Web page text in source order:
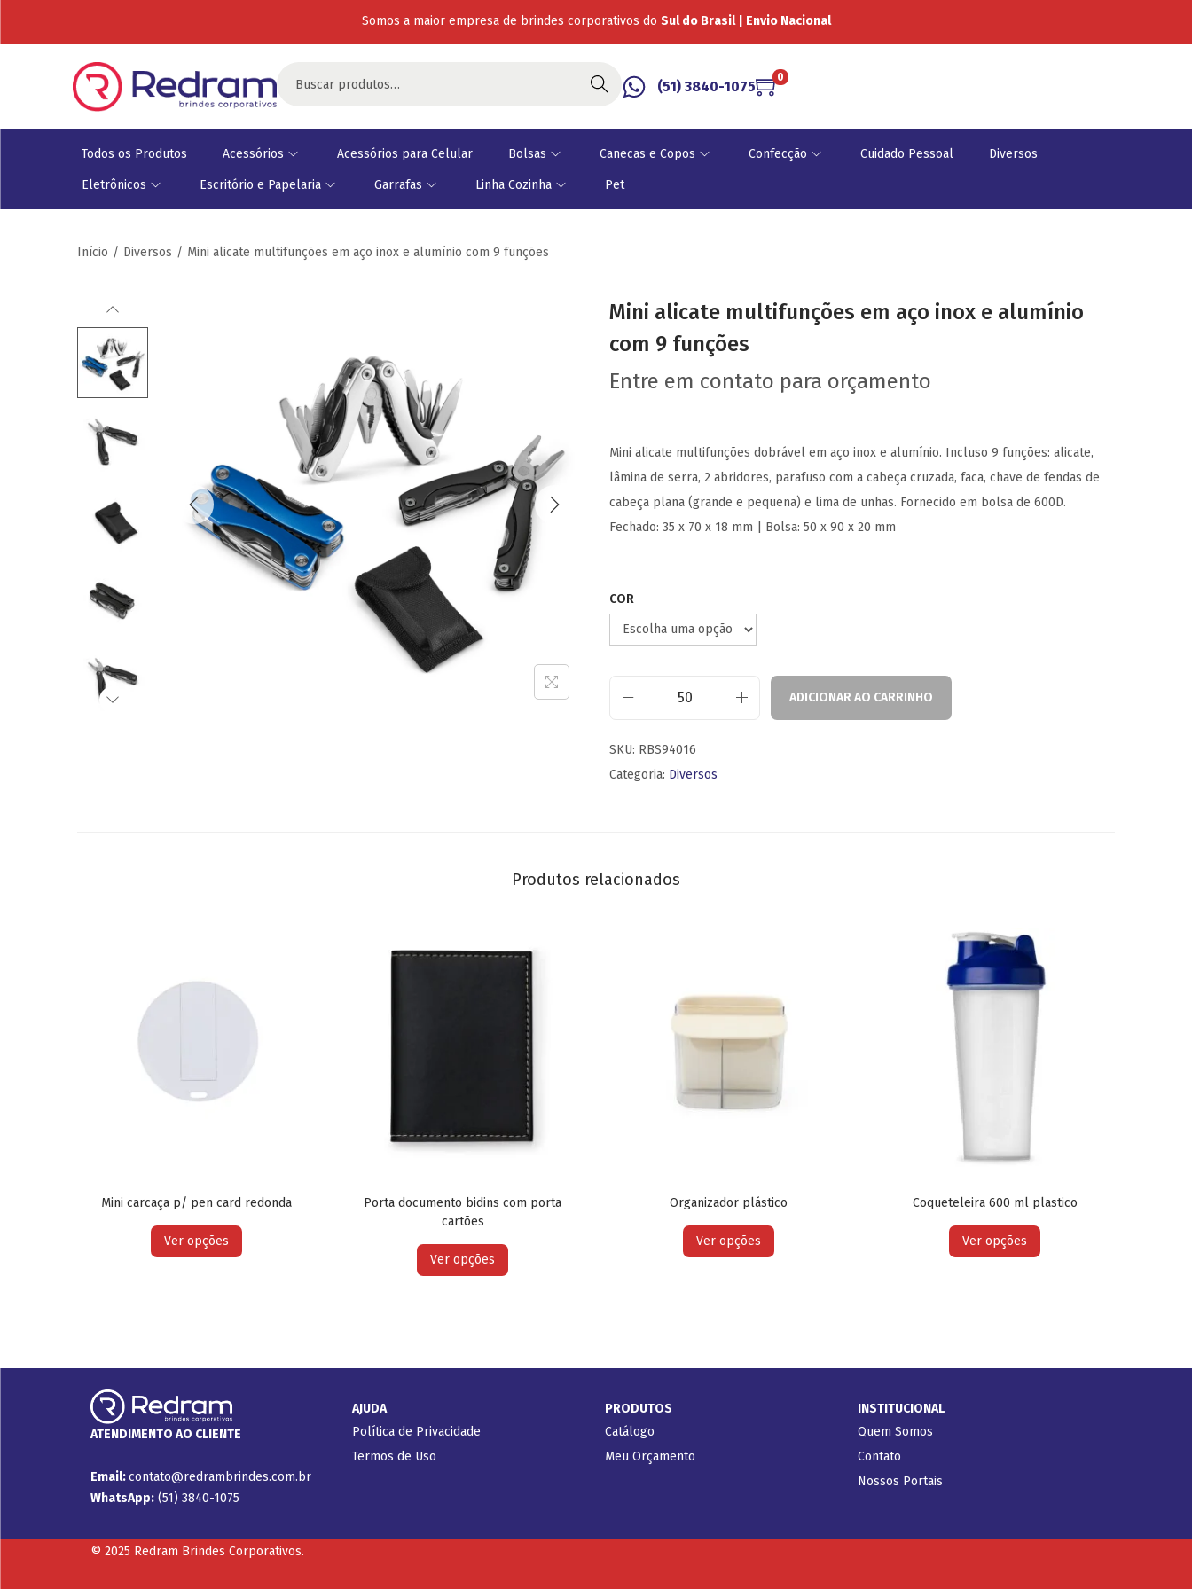
Somos a maior empresa de brindes corporativos do Sul do Brasil | Envio Nacional
Buscar (51) 3840-1075
0
Todos os Produtos Acessórios Acessórios para Celular Bolsas Canecas e Copos Confecção Cuidado Pessoal Diversos
Eletrônicos Escritório e Papelaria Garrafas Linha Cozinha Pet
Início / Diversos / Mini alicate multifunções em aço inox e alumínio com 9 funções
Mini alicate multifunções em aço inox e alumínio
com 9 funções
Entre em contato para orçamento
Mini alicate multifunções dobrável em aço inox e alumínio. Incluso 9 funções: alicate,
lâmina de serra, 2 abridores, parafuso com a cabeça cruzada, faca, chave de fendas de
cabeça plana (grande e pequena) e lima de unhas. Fornecido em bolsa de 600D.
Fechado: 35 x 70 x 18 mm | Bolsa: 50 x 90 x 20 mm
COR
ADICIONAR AO CARRINHO
SKU: RBS94016
Categoria: Diversos
Produtos relacionados
Mini carcaça p/ pen card redonda
Ver opções
Porta documento bidins com porta
cartões
Ver opções
Organizador plástico
Ver opções
Coqueteleira 600 ml plastico
Ver opções
ATENDIMENTO AO CLIENTE
Email:contato@redrambrindes.com.br
WhatsApp: (51) 3840-1075
AJUDA
Política de Privacidade
Termos de Uso
PRODUTOS
Catálogo
Meu Orçamento
INSTITUCIONAL
Quem Somos
Contato
Nossos Portais
© 2025 Redram Brindes Corporativos.